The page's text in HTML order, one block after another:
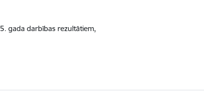
gada darbības rezultātiem,